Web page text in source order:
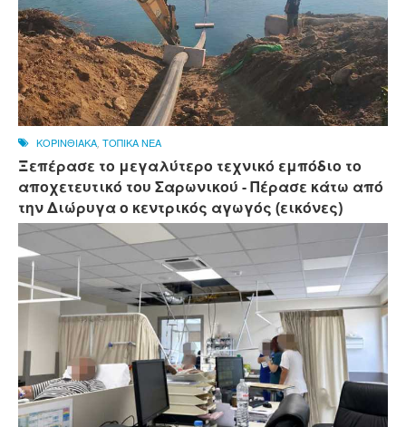
ΚΟΡΙΝΘΙΑΚΑ ΤΟΠΙΚΑ ΝΕΑ
Ξεπέρασε το μεγαλύτερο τεχνικό εμπόδιο το
αποχετευτικό του Σαρωνικού - Πέρασε κάτω από
την Διώρυγα ο κεντρικός αγωγός (εικόνες)